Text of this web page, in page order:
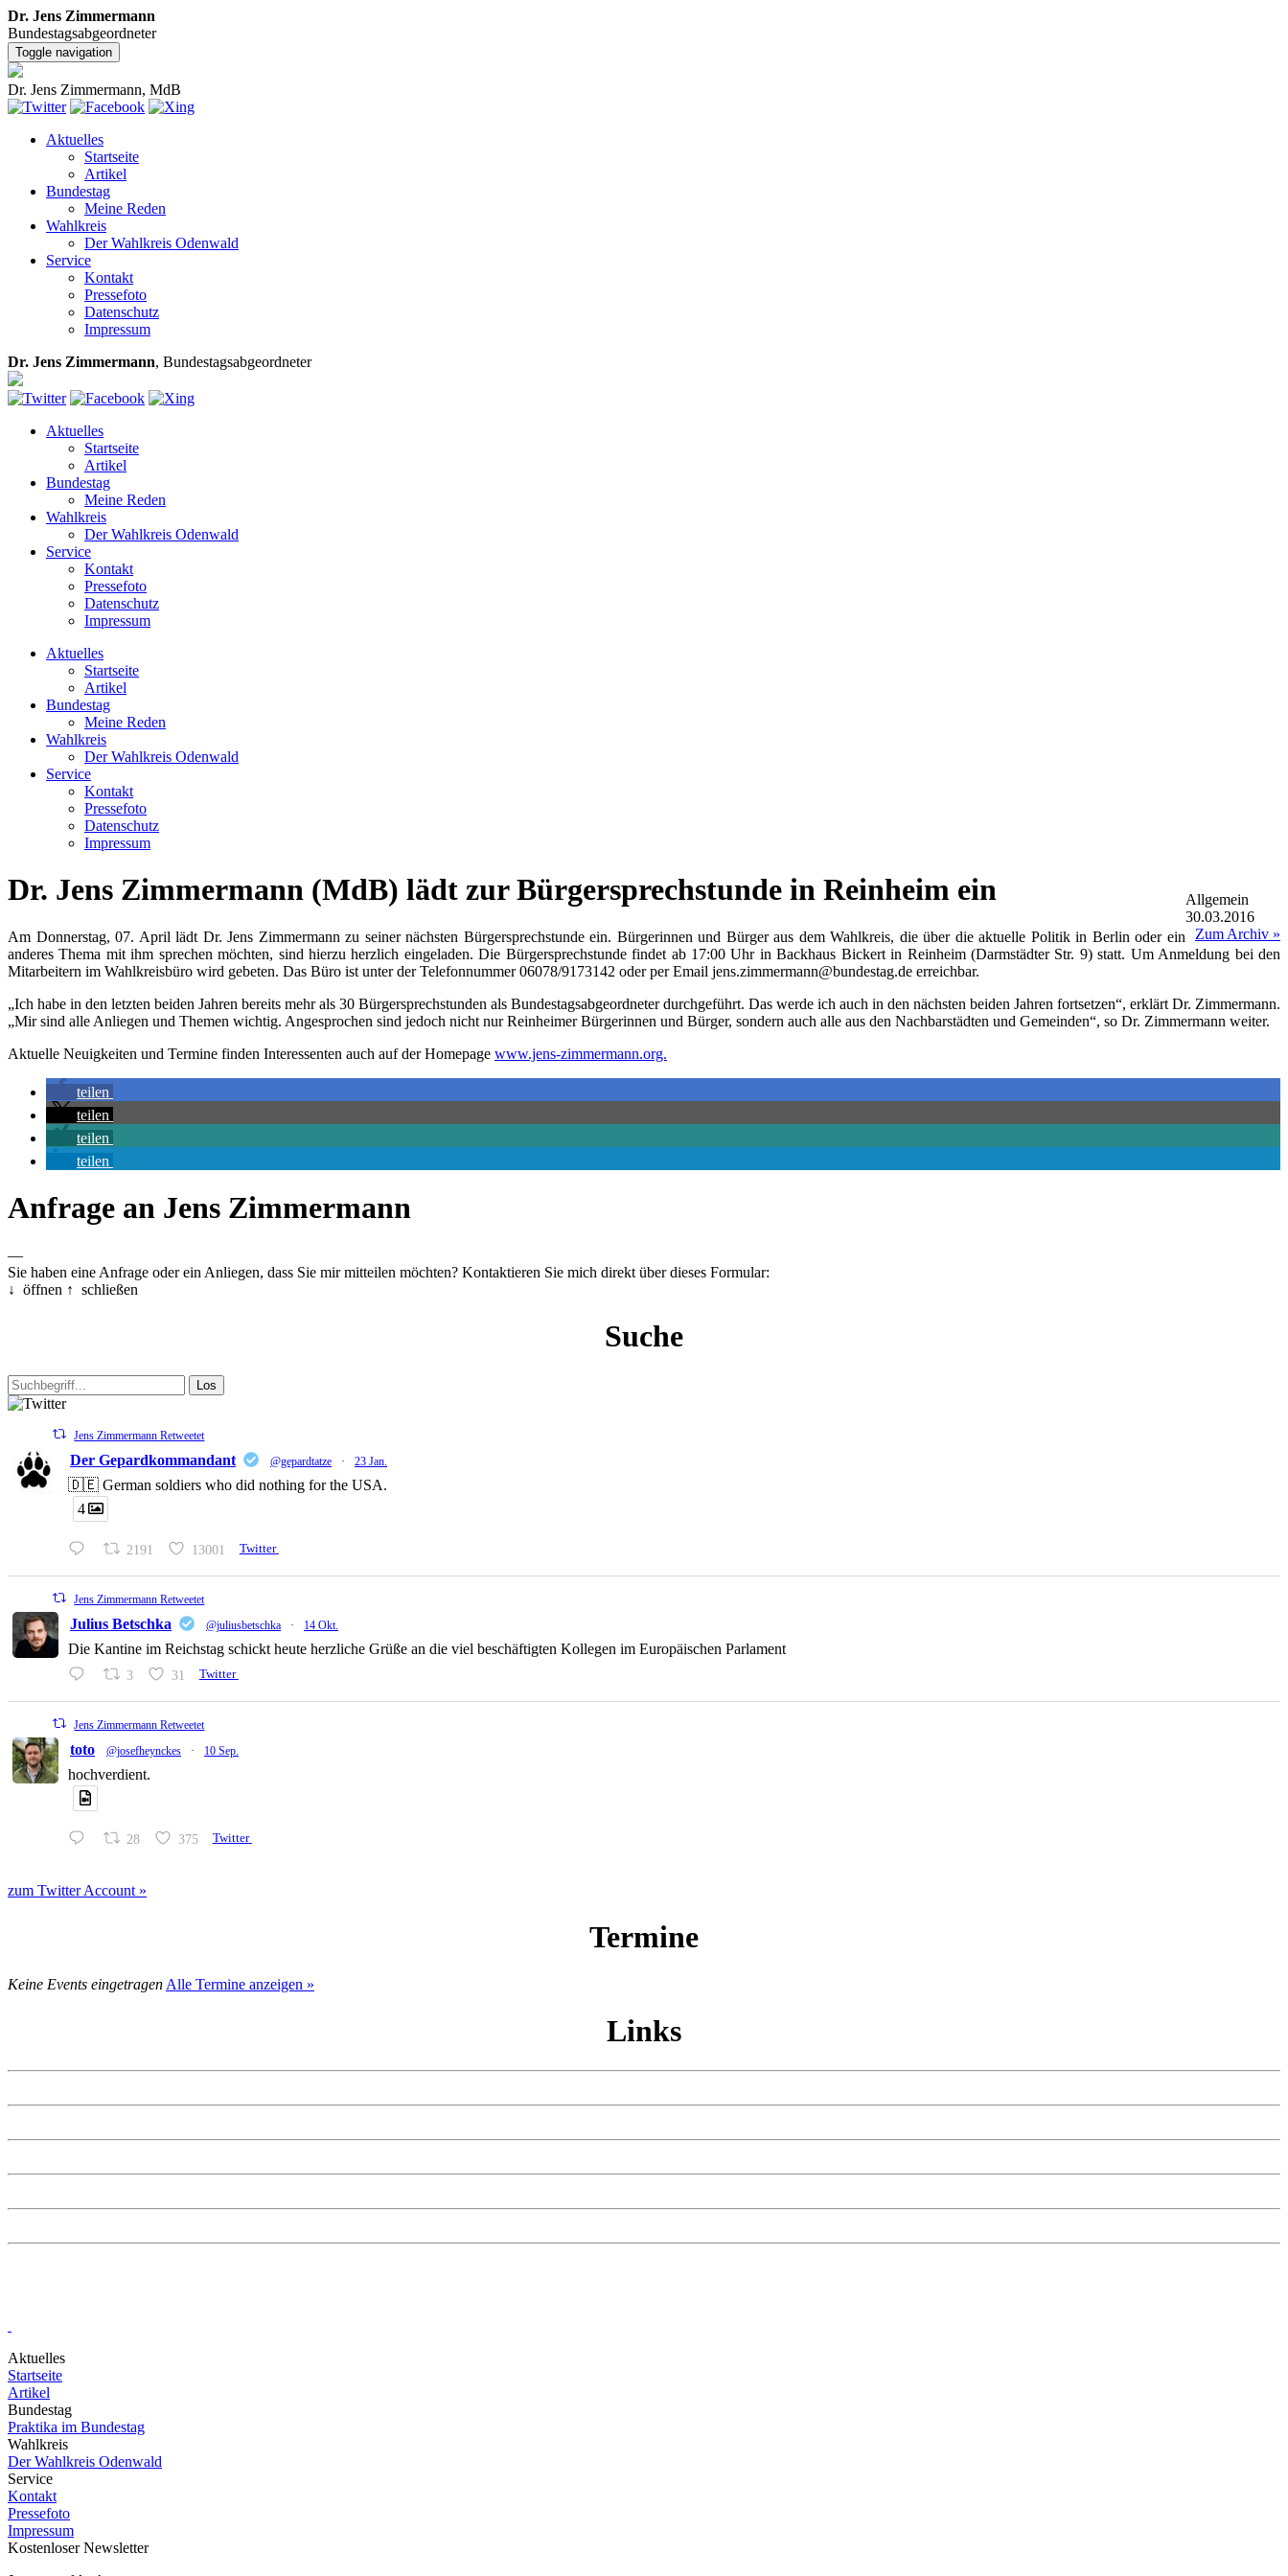
Dr. Jens Zimmermann
Bundestagsabgeordneter
Toggle navigation
Dr. Jens Zimmermann, MdB
Aktuelles
Startseite
Artikel
Bundestag
Meine Reden
Wahlkreis
Der Wahlkreis Odenwald
Service
Kontakt
Pressefoto
Datenschutz
Impressum
Dr. Jens Zimmermann, Bundestagsabgeordneter
Aktuelles
Startseite
Artikel
Bundestag
Meine Reden
Wahlkreis
Der Wahlkreis Odenwald
Service
Kontakt
Pressefoto
Datenschutz
Impressum
Aktuelles
Startseite
Artikel
Bundestag
Meine Reden
Wahlkreis
Der Wahlkreis Odenwald
Service
Kontakt
Pressefoto
Datenschutz
Impressum
Allgemein
30.03.2016
Zum Archiv »
Dr. Jens Zimmermann (MdB) lädt zur Bürgersprechstunde in Reinheim ein
Am Donnerstag, 07. April lädt Dr. Jens Zimmermann zu seiner nächsten Bürgersprechstunde ein. Bürgerinnen und Bürger aus dem Wahlkreis, die über die aktuelle Politik in Berlin oder ein
anderes Thema mit ihm sprechen möchten, sind hierzu herzlich eingeladen. Die Bürgersprechstunde findet ab 17:00 Uhr in Backhaus Bickert in Reinheim (Darmstädter Str. 9) statt. Um Anmeldung bei den
Mitarbeitern im Wahlkreisbüro wird gebeten. Das Büro ist unter der Telefonnummer 06078/9173142 oder per Email jens.zimmermann@bundestag.de erreichbar.
„Ich habe in den letzten beiden Jahren bereits mehr als 30 Bürgersprechstunden als Bundestagsabgeordneter durchgeführt. Das werde ich auch in den nächsten beiden Jahren fortsetzen“, erklärt Dr. Zimmermann.
„Mir sind alle Anliegen und Themen wichtig. Angesprochen sind jedoch nicht nur Reinheimer Bürgerinnen und Bürger, sondern auch alle aus den Nachbarstädten und Gemeinden“, so Dr. Zimmermann weiter.
Aktuelle Neuigkeiten und Termine finden Interessenten auch auf der Homepage www.jens-zimmermann.org.
teilen
teilen
teilen
teilen
Anfrage an Jens Zimmermann
—
Sie haben eine Anfrage oder ein Anliegen, dass Sie mir mitteilen möchten? Kontaktieren Sie mich direkt über dieses Formular:
↓ öffnen ↑ schließen
Suche
Jens Zimmermann Retweetet
Der Gepardkommandant @gepardtatze · 23 Jan.
🇩🇪 German soldiers who did nothing for the USA.
4
2191 13001 Twitter
Jens Zimmermann Retweetet
Julius Betschka @juliusbetschka · 14 Okt.
Die Kantine im Reichstag schickt heute herzliche Grüße an die viel beschäftigten Kollegen im Europäischen Parlament
3 31 Twitter
Jens Zimmermann Retweetet
toto @josefheynckes · 10 Sep.
hochverdient.
28 375 Twitter
zum Twitter Account »
Termine
Keine Events eingetragen Alle Termine anzeigen »
Links
Aktuelles
Startseite
Artikel
Bundestag
Praktika im Bundestag
Wahlkreis
Der Wahlkreis Odenwald
Service
Kontakt
Pressefoto
Impressum
Kostenloser Newsletter